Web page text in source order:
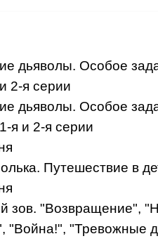
дьяволы. Особое
2-я серии
дьяволы. Особое
я и 2-я серии
Путешествие в
зов. "Возвращение",
"Война!", "Тревожные